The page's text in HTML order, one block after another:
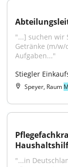
"...] suchen wir
Getränke (m/
Aufgaben..."
Stiegler
Speyer, Raum
"...in